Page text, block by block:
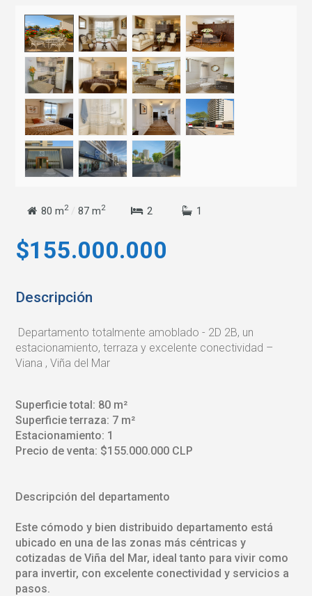
80 m2 87 m2 2 1
$155.000.000
Descripción
Departamento totalmente amoblado - 2D 2B, un
estacionamiento, terraza y excelente conectividad –
Viana , Viña del Mar
Superficie total: 80 m²
Superficie terraza: 7 m²
Estacionamiento: 1
Precio de venta: $155.000.000 CLP
Descripción del departamento
Este cómodo y bien distribuido departamento está
ubicado en una de las zonas más céntricas y
cotizadas de Viña del Mar, ideal tanto para vivir como
para invertir, con excelente conectividad y servicios a
pasos.